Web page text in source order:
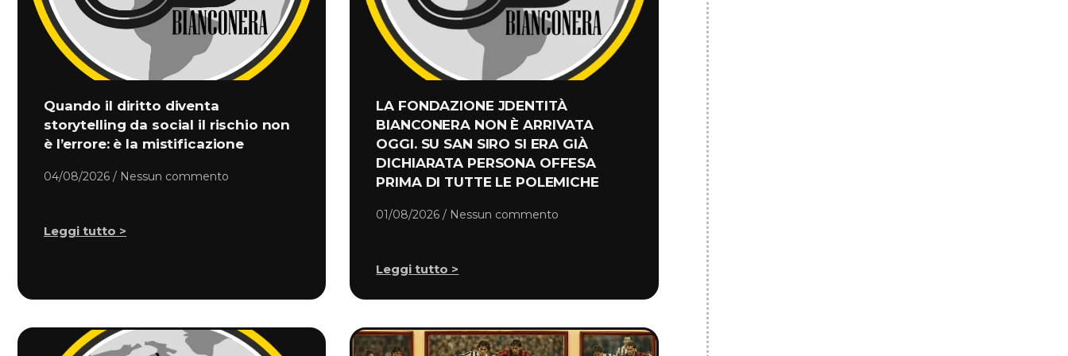
Quando il diritto diventa
storytelling da social il rischio non
è l’errore: è la mistificazione
04/08/2026 Nessun commento
Leggi tutto >
LA FONDAZIONE JDENTITÀ
BIANCONERA NON È ARRIVATA
OGGI. SU SAN SIRO SI ERA GIÀ
DICHIARATA PERSONA OFFESA
PRIMA DI TUTTE LE POLEMICHE
01/08/2026 Nessun commento
Leggi tutto >